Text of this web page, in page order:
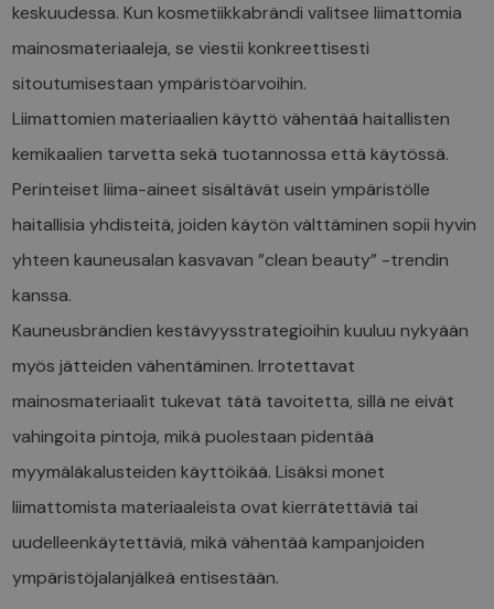
keskuudessa. Kun kosmetiikkabrändi valitsee liimattomia
mainosmateriaaleja, se viestii konkreettisesti
sitoutumisestaan ympäristöarvoihin.
Liimattomien materiaalien käyttö vähentää haitallisten
kemikaalien tarvetta sekä tuotannossa että käytössä.
Perinteiset liima-aineet sisältävät usein ympäristölle
haitallisia yhdisteitä, joiden käytön välttäminen sopii hyvin
yhteen kauneusalan kasvavan ”clean beauty” -trendin
kanssa.
Kauneusbrändien kestävyysstrategioihin kuuluu nykyään
myös jätteiden vähentäminen. Irrotettavat
mainosmateriaalit tukevat tätä tavoitetta, sillä ne eivät
vahingoita pintoja, mikä puolestaan pidentää
myymäläkalusteiden käyttöikää. Lisäksi monet
liimattomista materiaaleista ovat kierrätettäviä tai
uudelleenkäytettäviä, mikä vähentää kampanjoiden
ympäristöjalanjälkeä entisestään.